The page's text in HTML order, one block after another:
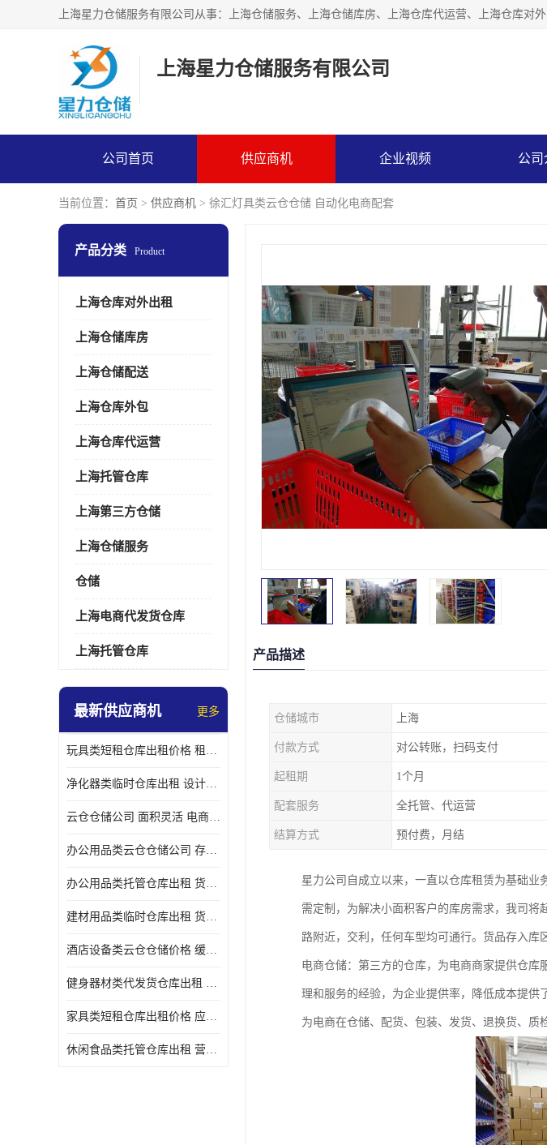
上海星力仓储服务有限公司
公司首页 供应商机 企业视频 公司
当前位置： 首页 > 供应商机 > 徐汇灯具类云仓仓储 自动化电商配套
产品分类 Product
上海仓库对外出租
上海仓储库房
上海仓储配送
上海仓库外包
上海仓库代运营
上海托管仓库
上海第三方仓储
上海仓储服务
仓储
上海电商代发货仓库
上海托管仓库
最新供应商机 更多
玩具类短租仓库出租价格 租期灵活 智能电商配套
净化器类临时仓库出租 设计简单 电商仓储物流战略合作
云仓仓储公司 面积灵活 电商仓储物流战略合作
办公用品类云仓仓储公司 存货周转很快 电商仓储物流战略整合
办公用品类托管仓库出租 货物装卸方便 电商仓储物流战略合作
建材用品类临时仓库出租 货物装卸方便 仓储供应链配套
酒店设备类云仓仓储价格 缓解企业储存压力 智能电商配套
健身器材类代发货仓库出租 租期灵活 新媒体平台配套
家具类短租仓库出租价格 应用广泛 智能电商配套
休闲食品类托管仓库出租 营造良好环境氛围 垂直电商配套
产品描述
仓储城市 上海
付款方式 对公转账，扫码支付
起租期 1个月
配套服务 全托管、代运营
结算方式 预付费，月结
星力公司自成立以来，一直以仓库租赁为基础
需定制，为解决小面积客户的库房需求，我司
路附近，交利，任何车型均可通行。货品存入库
电商仓储：第三方的仓库，为电商商家提供仓
理和服务的经验，为企业提供率，降低成本提供
为电商在仓储、配货、包装、发货、退换货、质